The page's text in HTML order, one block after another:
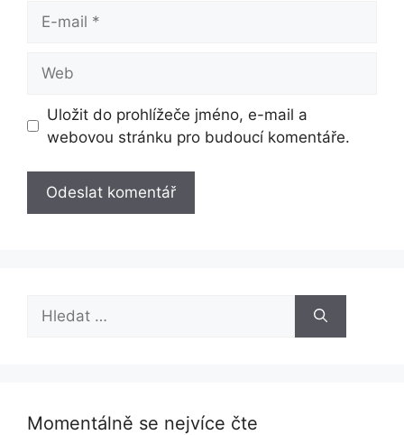
mail
Uložit do prohlížeče jméno, e-mail a
webovou stránku pro budoucí komentáře.
Hledat:
Momentálně se nejvíce čte